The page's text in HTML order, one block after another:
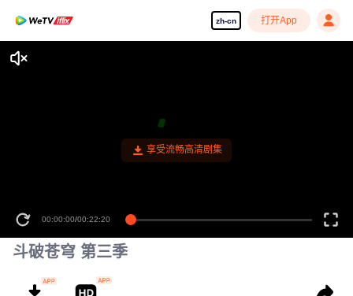
zh-cn 打开App
00:00:00/00:22:20
斗破苍穹 第三季